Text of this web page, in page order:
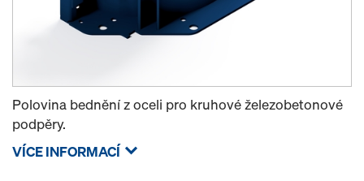
Polovina bednění z oceli pro kruhové železobetonové
podpěry.
VÍCE INFORMACÍ